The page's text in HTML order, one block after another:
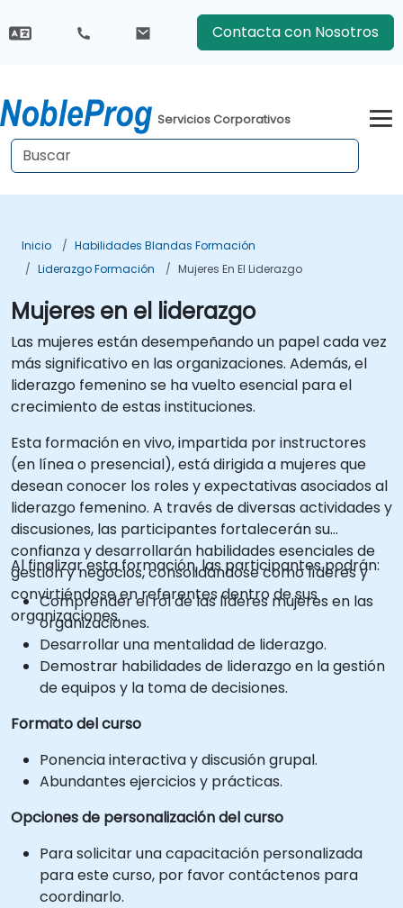
Contacta con Nosotros
Servicios Corporativos
Inicio
Habilidades Blandas Formación
Liderazgo Formación
Mujeres En El Liderazgo
Mujeres en el liderazgo
Las mujeres están desempeñando un papel cada vez
más significativo en las organizaciones. Además, el
liderazgo femenino se ha vuelto esencial para el
crecimiento de estas instituciones.
Esta formación en vivo, impartida por instructores
(en línea o presencial), está dirigida a mujeres que
desean conocer los roles y expectativas asociados al
liderazgo femenino. A través de diversas actividades y
discusiones, las participantes fortalecerán su
confianza y desarrollarán habilidades esenciales de
gestión y negocios, consolidándose como líderes y
convirtiéndose en referentes dentro de sus
organizaciones.
Al finalizar esta formación, las participantes podrán:
Comprender el rol de las líderes mujeres en las
organizaciones.
Desarrollar una mentalidad de liderazgo.
Demostrar habilidades de liderazgo en la gestión
de equipos y la toma de decisiones.
Formato del curso
Ponencia interactiva y discusión grupal.
Abundantes ejercicios y prácticas.
Opciones de personalización del curso
Para solicitar una capacitación personalizada
para este curso, por favor contáctenos para
coordinarlo.